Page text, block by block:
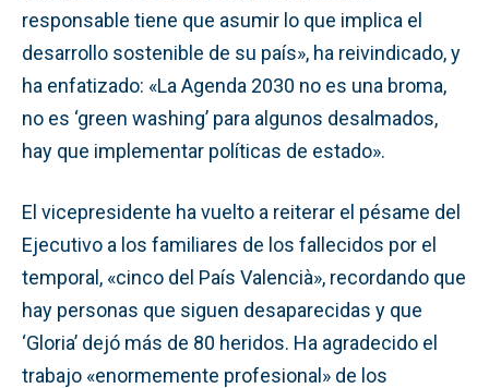
responsable tiene que asumir lo que implica el
desarrollo sostenible de su país», ha reivindicado, y
ha enfatizado: «La Agenda 2030 no es una broma,
no es ‘green washing’ para algunos desalmados,
hay que implementar políticas de estado».
El vicepresidente ha vuelto a reiterar el pésame del
Ejecutivo a los familiares de los fallecidos por el
temporal, «cinco del País Valencià», recordando que
hay personas que siguen desaparecidas y que
‘Gloria’ dejó más de 80 heridos. Ha agradecido el
trabajo «enormemente profesional» de los